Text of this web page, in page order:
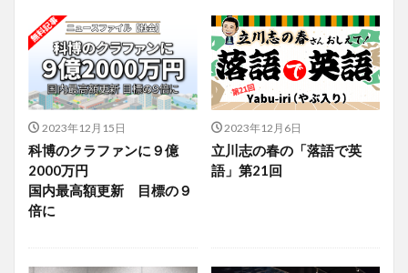
2023年12月15日
科博のクラファンに９億
2000万円
国内最高額更新 目標の９
倍に
2023年12月6日
立川志の春の「落語で英
語」第21回